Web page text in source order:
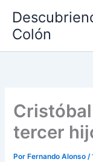
contenido
Colón
tercer
Por Fernando Alonso/